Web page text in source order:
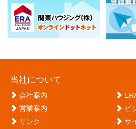
当社について
会社案内
営業案内
ビ
リンク
サ